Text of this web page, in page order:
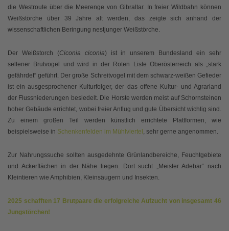
die Westroute über die Meerenge von Gibraltar. In freier Wildbahn können
Weißstörche über 39 Jahre alt werden, das zeigte sich anhand der
wissenschaftlichen Beringung nestjunger Weißstörche.
Der Weißstorch (Ciconia ciconia) ist in unserem Bundesland ein sehr
seltener Brutvogel und wird in der Roten Liste Oberösterreich als „stark
gefährdet“ geführt. Der große Schreitvogel mit dem schwarz-weißen Gefieder
ist ein ausgesprochener Kulturfolger, der das offene Kultur- und Agrarland
der Flussniederungen besiedelt. Die Horste werden meist auf Schornsteinen
hoher Gebäude errichtet, wobei freier Anflug und gute Übersicht wichtig sind.
Zu einem großen Teil werden künstlich errichtete Plattformen, wie
beispielsweise in Schenkenfelden im Mühlviertel , sehr gerne angenommen.
Zur Nahrungssuche sollten ausgedehnte Grünlandbereiche, Feuchtgebiete
und Ackerflächen in der Nähe liegen. Dort sucht „Meister Adebar“ nach
Kleintieren wie Amphibien, Kleinsäugern und Insekten.
2025 schafften 17 Brutpaare die erfolgreiche Aufzucht von insgesamt 46
Jungstörchen!